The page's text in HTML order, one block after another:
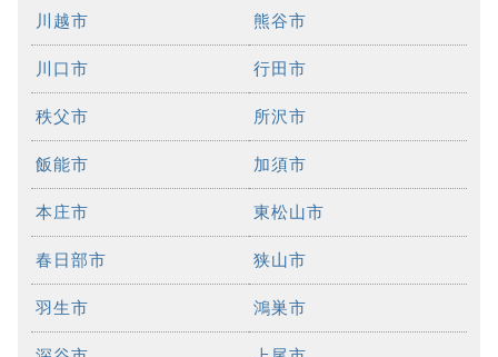
川越市 熊谷市
川口市 行田市
秩父市 所沢市
飯能市 加須市
本庄市 東松山市
春日部市 狭山市
羽生市 鴻巣市